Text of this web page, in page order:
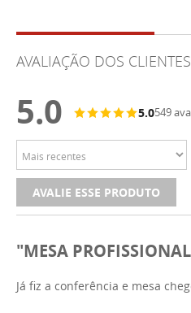
AVALIAÇÃO DOS
5.0 5.0549
AVALIE ESSE PRODUTO
"MESA
Já fiz a conferência e mesa